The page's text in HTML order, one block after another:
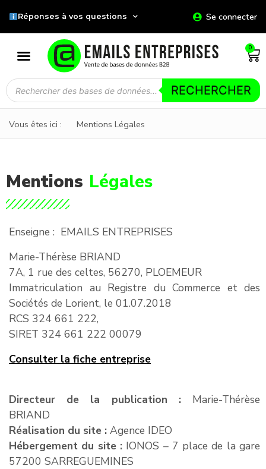
Réponses à vos questions Se connecter
0
RECHERCHER
Vous êtes ici : Mentions Légales
Mentions Légales
Enseigne : EMAILS ENTREPRISES
Marie-Thérèse BRIAND
7A, 1 rue des celtes, 56270, PLOEMEUR
Immatriculation au Registre du Commerce et des
Sociétés de Lorient, le 01.07.2018
RCS 324 661 222,
SIRET 324 661 222 00079
Consulter la fiche entreprise
Directeur de la publication :Marie-Thérèse
BRIAND
Réalisation du site : Agence IDEO
Hébergement du site :IONOS – 7 place de la gare
57200 SARREGUEMINES